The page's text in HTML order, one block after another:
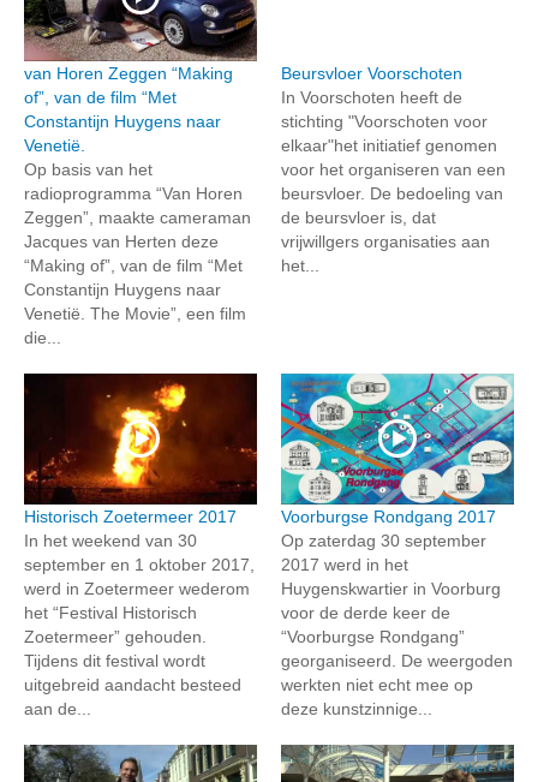
van Horen Zeggen “Making
of”, van de film “Met
Constantijn Huygens naar
Venetië.
Op basis van het
radioprogramma “Van Horen
Zeggen”, maakte cameraman
Jacques van Herten deze
“Making of”, van de film “Met
Constantijn Huygens naar
Venetië. The Movie”, een film
die...
Beursvloer Voorschoten
In Voorschoten heeft de
stichting "Voorschoten voor
elkaar"het initiatief genomen
voor het organiseren van een
beursvloer. De bedoeling van
de beursvloer is, dat
vrijwillgers organisaties aan
het...
Historisch Zoetermeer 2017
In het weekend van 30
september en 1 oktober 2017,
werd in Zoetermeer wederom
het “Festival Historisch
Zoetermeer” gehouden.
Tijdens dit festival wordt
uitgebreid aandacht besteed
aan de...
Voorburgse Rondgang 2017
Op zaterdag 30 september
2017 werd in het
Huygenskwartier in Voorburg
voor de derde keer de
“Voorburgse Rondgang”
georganiseerd. De weergoden
werkten niet echt mee op
deze kunstzinnige...